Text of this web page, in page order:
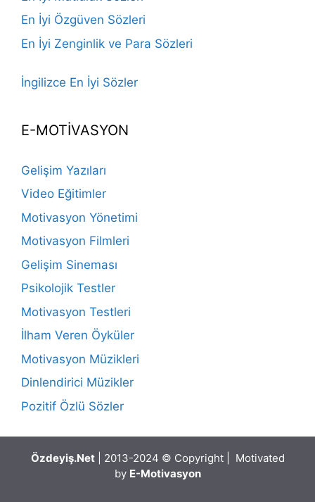
En İyi Özgüven Sözleri
En İyi Zenginlik ve Para Sözleri
İngilizce En İyi Sözler
E-MOTİVASYON
Gelişim Yazıları
Video Eğitimler
Motivasyon Yönetimi
Motivasyon Filmleri
Gelişim Sineması
Psikolojik Testler
Motivasyon Testleri
İlham Veren Öyküler
Motivasyon Müzikleri
Dinlendirici Müzikler
Pozitif Özlü Sözler
Özdeyiş.Net| 2013-2024 © Copyright | Motivated
by E-Motivasyon